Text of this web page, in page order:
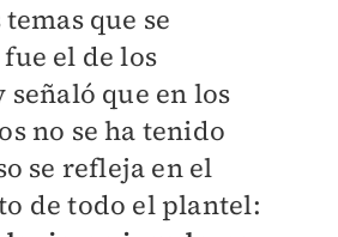
que se
el de los
señaló que en los
no se ha tenido
se refleja en el
de todo el plantel: